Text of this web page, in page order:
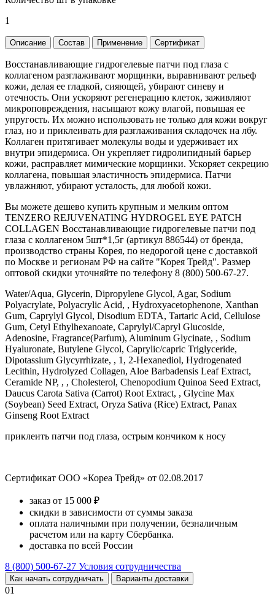
1
Описание Состав Применение Сертификат
Восстанавливающие гидрогелевые патчи под глаза с
коллагеном разглаживают морщинки, выравнивают рельеф
кожи, делая ее гладкой, сияющей, убирают синеву и
отечность. Они ускоряют регенерацию клеток, заживляют
микроповреждения, насыщают кожу влагой, повышая ее
упругость. Их можно использовать не только для кожи вокруг
глаз, но и приклеивать для разглаживания складочек на лбу.
Коллаген притягивает молекулы воды и удерживает их
внутри эпидермиса. Он укрепляет гидролипидный барьер
кожи, расправляет мимические морщинки. Ускоряет секрецию
коллагена, повышая эластичность эпидермиса. Патчи
увлажняют, убирают усталость, для любой кожи.
Вы можете дешево купить крупным и мелким оптом
TENZERO REJUVENATING HYDROGEL EYE PATCH
COLLAGEN Восстанавливающие гидрогелевые патчи под
глаза с коллагеном 5шт*1,5г (артикул 886544) от бренда,
производство страны Корея, по недорогой цене с доставкой
по Москве и регионам РФ на сайте "Корея Трейд". Размер
оптовой скидки уточняйте по телефону 8 (800) 500-67-27.
Water/Aqua, Glycerin, Dipropylene Glycol, Agar, Sodium
Polyacrylate, Polyacrylic Acid, , Hydroxyacetophenone, Xanthan
Gum, Caprylyl Glycol, Disodium EDTA, Tartaric Acid, Cellulose
Gum, Cetyl Ethylhexanoate, Caprylyl/Capryl Glucoside,
Adenosine, Fragrance(Parfum), Aluminum Glycinate, , Sodium
Hyaluronate, Butylene Glycol, Caprylic/capric Triglyceride,
Dipotassium Glycyrrhizate, , 1, 2-Hexanediol, Hydrogenated
Lecithin, Hydrolyzed Collagen, Aloe Barbadensis Leaf Extract,
Ceramide NP, , , Cholesterol, Chenopodium Quinoa Seed Extract,
Daucus Carota Sativa (Carrot) Root Extract, , Glycine Max
(Soybean) Seed Extract, Oryza Sativa (Rice) Extract, Panax
Ginseng Root Extract
приклеить патчи под глаза, острым кончиком к носу
Сертификат ООО «Кореа Трейд» от 02.08.2017
заказ от 15 000 ₽
скидки в зависимости от суммы заказа
оплата наличными при получении, безналичным
расчетом или на карту Сбербанка.
доставка по всей России
8 (800) 500-67-27 Условия сотрудничества
Как начать сотрудничать Варианты доставки
01